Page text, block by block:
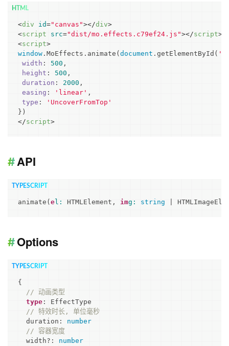
<div id="canvas"></div>
<script src="dist/mo.effects.c79ef24.js"></script>
<script>
window .MoEffects.animate( document .getElementById(
width : 500 ,
height : 500 ,
duration : 2000 ,
easing : 'linear' ,
type :
'UncoverFromTop'
</script>
API
animate( el: HTMLElement, img: string |
Options
{
// 动画类型
type : EffectType
// 特效时长, 单位毫秒
  duration:
number
// 容器宽度
  width?:
number